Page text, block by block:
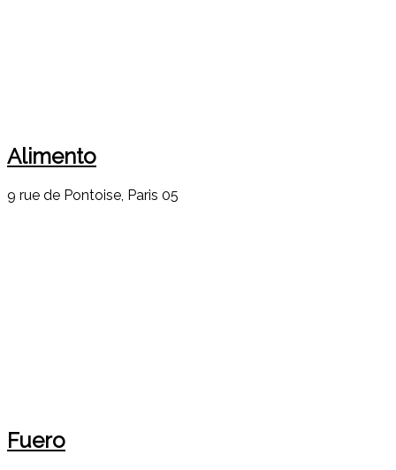
Alimento
9 rue de Pontoise, Paris 05
Fuero